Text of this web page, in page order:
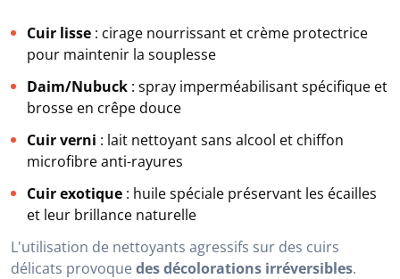
Cuir lisse : cirage nourrissant et crème protectrice
pour maintenir la souplesse
Daim/Nubuck : spray imperméabilisant spécifique et
brosse en crêpe douce
Cuir verni : lait nettoyant sans alcool et chiffon
microfibre anti-rayures
Cuir exotique : huile spéciale préservant les écailles
et leur brillance naturelle
L'utilisation de nettoyants agressifs sur des cuirs
délicats provoquedes décolorations irréversibles.